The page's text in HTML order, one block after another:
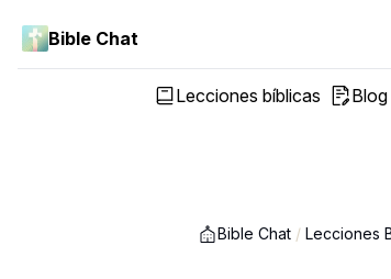
Bible Chat
Lecciones bíblicas Blog
Bible Chat / Lecciones